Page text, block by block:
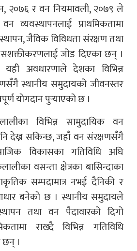
२०७६ र वन नियमावली, २०७९ ले
व्यवस्थापनलाई प्राथमिकतामा
जैविक विविधता संरक्षण तथा
जोड दिएका छन् ।
अवधारणाले देशका विभिन्न
स्थानीय समुदायको जीवनस्तर
योगदान पुर्‍याएको छ ।
विभिन्न सामुदायिक वन
देख्न सकिन्छ, जहाँ वन संरक्षणसँगै
विकासका गतिविधि अघि
वसन्ता क्षेत्रका बासिन्दाका
सम्पदामात्र नभई दैनिकी र
बनेको छ । स्थानीय समुदायले
तथा वन पैदावारको दिगो
राख्दै विभिन्न गतिविधि
।